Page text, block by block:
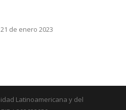
de enero 2023
Latinoamericana y del